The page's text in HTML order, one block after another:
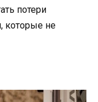
потери
которые не